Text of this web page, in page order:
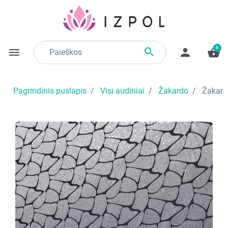
menu  person shopping_basket
0
Pagrindinis puslapis Visi audiniai Žakardo